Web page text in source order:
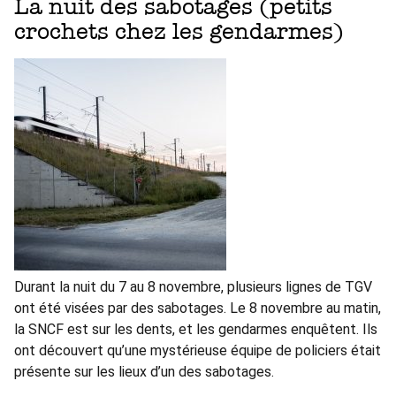
La nuit des sabotages (petits
crochets chez les gendarmes)
Durant la nuit du 7 au 8 novembre, plusieurs lignes de TGV
ont été visées par des sabotages. Le 8 novembre au matin,
la SNCF est sur les dents, et les gendarmes enquêtent. Ils
ont découvert qu’une mystérieuse équipe de policiers était
présente sur les lieux d’un des sabotages.